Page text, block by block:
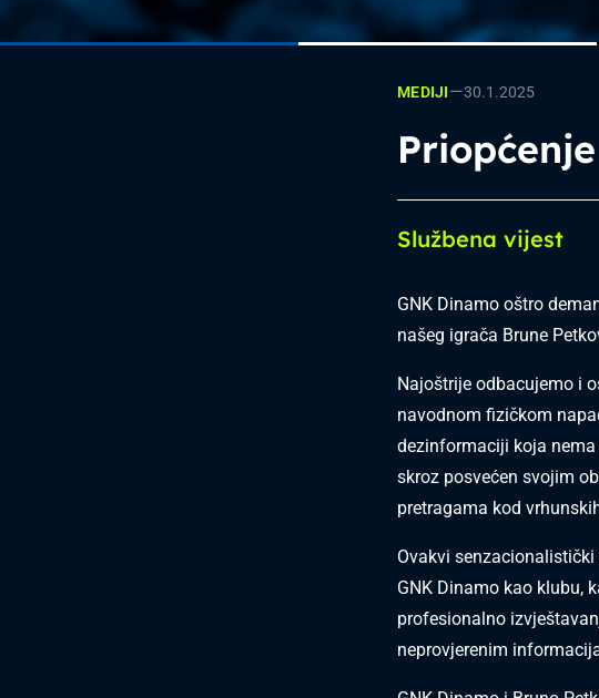
MEDIJI—30.1.2025
Službena vijest
GNK Dinamo oštro
našeg igrača Brune
Najoštrije odbacujemo i
navodnom fizičkom
dezinformaciji koja
skroz posvećen svojim
pretragama kod
Ovakvi
GNK Dinamo kao klubu,
profesionalno
neprovjerenim